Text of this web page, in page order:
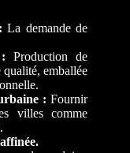
La demande de
Production de
emballée
: Fournir
villes comme